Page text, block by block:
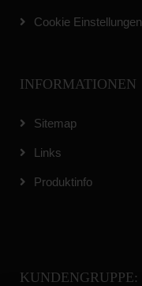
Cookie Einstellungen
INFORMATIONEN
Sitemap
Links
Produktinfo
KUNDENGRUPPE: